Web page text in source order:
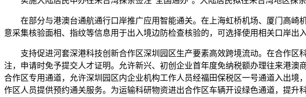
在部分与港澳台通航通行口岸推广应用智能通关。在上海虹桥机场、厦门高崎
意采集核验面相、指纹等信息用于出入境边防检查核验的，可选择使用相关口岸出
支持促进河套深港科技创新合作区深圳园区生产要素高效跨境流动。在合作区
注，申请时免予提交人才证明。允许新兴、初创企业首年度免纳税额办理往来港
合作区专用通道，允许深圳园区内企业机构工作人员经福田保税区一号通道入出
作区人员提供预约通关服务。为运输科研物资进出合作区车辆开设绿色通道，提升